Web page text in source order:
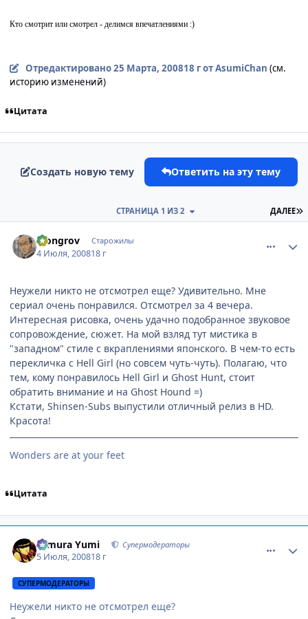
Кто смотрит или смотрел - делимся впечатлениями :)
Отредактировано25 Марта, 200818 гот AsumiChan (см.
историю изменений)
Цитата
Создать новую тему Ответить на эту тему
ДАЛЕЕ
СТРАНИЦА 1 ИЗ 2
Mongrov Старожилы
4 Июля, 200818 г
Неужели никто не отсмотрел еще? Удивительно. Мне
сериал очень понравился. Отсмотрел за 4 вечера.
Интересная рисовка, очень удачно подобранное звуковое
сопровождение, сюжет. На мой взляд тут мистика в
"западном" стиле с вкраплениями японского. В чем-то есть
перекличка с Hell Girl (но совсем чуть-чуть). Полагаю, что
тем, кому понравилось Hell Girl и Ghost Hunt, стоит
обратить внимание и на Ghost Hound =)
Кстати, Shinsen-Subs выпустили отличный релиз в HD.
Красота!
Wonders are at your feet
Цитата
Himura Yumi Супермодераторы
5 Июля, 200818 г
СУПЕРМОДЕРАТОРЫ
Неужели никто не отсмотрел еще?